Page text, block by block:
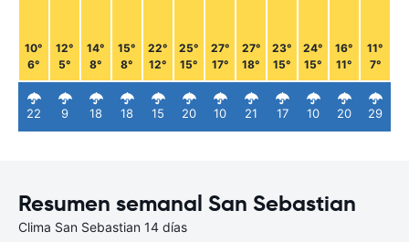
10°
6°
22
12°
5°
9
14°
8°
18
15°
8°
18
22°
12°
15
25°
15°
20
27°
17°
10
27°
18°
21
23°
15°
17
24°
15°
10
16°
11°
20
11°
7°
29
Resumen semanal San Sebastian
Clima San Sebastian 14 días